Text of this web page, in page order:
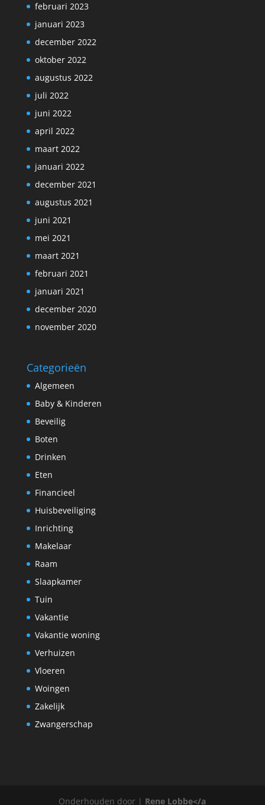
februari 2023
januari 2023
december 2022
oktober 2022
augustus 2022
juli 2022
juni 2022
april 2022
maart 2022
januari 2022
december 2021
augustus 2021
juni 2021
mei 2021
maart 2021
februari 2021
januari 2021
december 2020
november 2020
Categorieën
Algemeen
Baby & Kinderen
Beveilig
Boten
Drinken
Eten
Financieel
Huisbeveiliging
Inrichting
Makelaar
Raam
Slaapkamer
Tuin
Vakantie
Vakantie woning
Verhuizen
Vloeren
Woingen
Zakelijk
Zwangerschap
Onderhouden door | Rene Lobbe</a